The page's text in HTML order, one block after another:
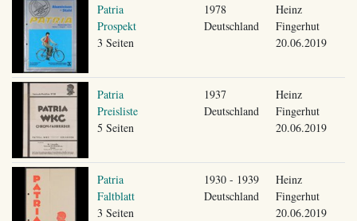
Patria
Prospekt
3 Seiten
1978
Deutschland
Heinz
Fingerhut
20.06.2019
Patria
Preisliste
5 Seiten
1937
Deutschland
Heinz
Fingerhut
20.06.2019
Patria
Faltblatt
3 Seiten
1930 - 1939
Deutschland
Heinz
Fingerhut
20.06.2019